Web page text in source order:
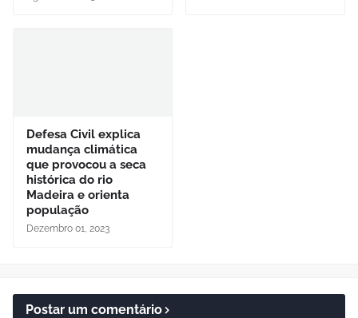
Defesa Civil explica
mudança climática
que provocou a seca
histórica do rio
Madeira e orienta
população
Dezembro 01, 2023
Postar um comentário